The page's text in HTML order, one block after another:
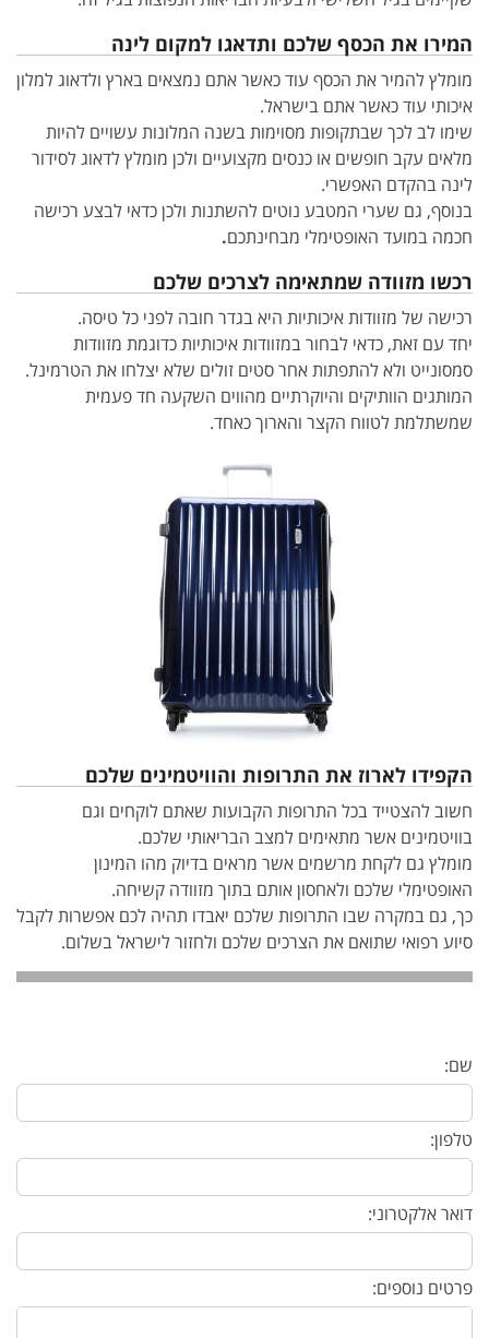
המירו את הכסף שלכם ותדאגו למקום לינה
מומלץ להמיר את הכסף עוד כאשר אתם נמצאים בארץ ולדאוג למלון
איכותי עוד כאשר אתם בישראל.
שימו לב לכך שבתקופות מסוימות בשנה המלונות עשויים להיות
מלאים עקב חופשים או כנסים מקצועיים ולכן מומלץ לדאוג לסידור
לינה בהקדם האפשרי.
בנוסף, גם שערי המטבע נוטים להשתנות ולכן כדאי לבצע רכישה
חכמה במועד האופטימלי מבחינתכם.
רכשו מזוודה שמתאימה לצרכים שלכם
רכישה של מזוודות איכותיות היא בגדר חובה לפני כל טיסה.
יחד עם זאת, כדאי לבחור במזוודות איכותיות כדוגמת מזוודות
סמסונייט ולא להתפתות אחר סטים זולים שלא יצלחו את הטרמינל.
המותגים הוותיקים והיוקרתיים מהווים השקעה חד פעמית
שמשתלמת לטווח הקצר והארוך כאחד.
הקפידו לארוז את התרופות והוויטמינים שלכם
חשוב להצטייד בכל התרופות הקבועות שאתם לוקחים וגם
בוויטמינים אשר מתאימים למצב הבריאותי שלכם.
מומלץ גם לקחת מרשמים אשר מראים בדיוק מהו המינון
האופטימלי שלכם ולאחסון אותם בתוך מזוודה קשיחה.
כך, גם במקרה שבו התרופות שלכם יאבדו תהיה לכם אפשרות לקבל
סיוע רפואי שתואם את הצרכים שלכם ולחזור לישראל בשלום.
שם:
טלפון:
דואר אלקטרוני:
פרטים נוספים: